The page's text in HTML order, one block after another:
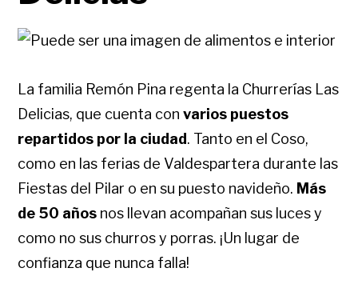
La familia Remón Pina regenta la Churrerías Las
Delicias, que cuenta convarios puestos
repartidos por la ciudad. Tanto en el Coso,
como en las ferias de Valdespartera durante las
Fiestas del Pilar o en su puesto navideño. Más
de 50 años nos llevan acompañan sus luces y
como no sus churros y porras. ¡Un lugar de
confianza que nunca falla!